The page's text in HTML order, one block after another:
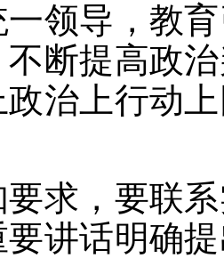
领导，教
不断提高政
治上行动
，要联系
讲话明确